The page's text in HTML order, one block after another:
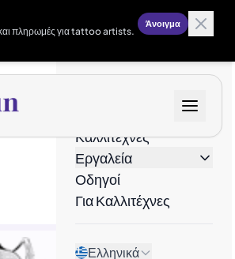
πληρωμές για tattoo artists.
Άνοιγμα
Καλλιτέχνες
Εργαλεία
Οδηγοί
Για Καλλιτέχνες
Ελληνικά